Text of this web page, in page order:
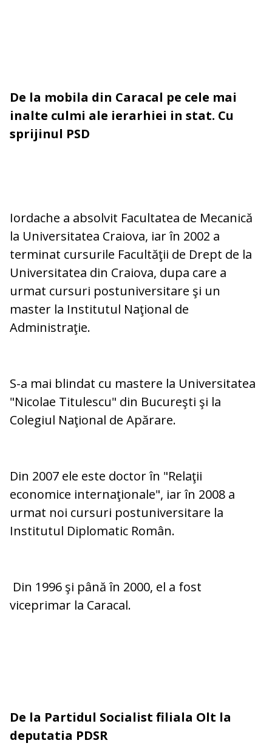
De la mobila din Caracal pe cele mai
inalte culmi ale ierarhiei in stat. Cu
sprijinul PSD
Iordache a absolvit Facultatea de Mecanică
la Universitatea Craiova, iar în 2002 a
terminat cursurile Facultăţii de Drept de la
Universitatea din Craiova, dupa care a
urmat cursuri postuniversitare şi un
master la Institutul Naţional de
Administraţie.
S-a mai blindat cu mastere la Universitatea
"Nicolae Titulescu" din Bucureşti şi la
Colegiul Naţional de Apărare.
Din 2007 ele este doctor în "Relaţii
economice internaţionale", iar în 2008 a
urmat noi cursuri postuniversitare la
Institutul Diplomatic Român.
Din 1996 şi până în 2000, el a fost
viceprimar la Caracal.
De la Partidul Socialist filiala Olt la
deputatia PDSR